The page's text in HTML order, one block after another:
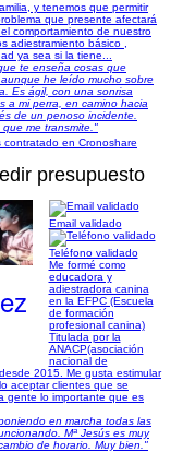
y tenemos que permitir
que presente afectará
comportamiento de nuestro
adiestramiento básico ,
ya sea si la tiene...
te enseña cosas que
he leído mucho sobre
Es ágil, con una sonrisa
a mi perra, en camino hacia
de un penoso incidente.
me transmite."
contratado en Cronoshare
presupuesto
Email validado
Teléfono validado
Me formé como
educadora y
adiestradora canina
en la EFPC (Escuela
de formación
profesional canina)
Titulada por la
ANACP(asociación
nacional de
2015. Me gusta estimular
aceptar clientes que se
gente lo importante que es
en marcha todas las
Mª Jesús es muy
de horario. Muy bien."